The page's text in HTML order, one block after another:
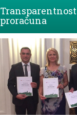
Transparentnost
proračuna